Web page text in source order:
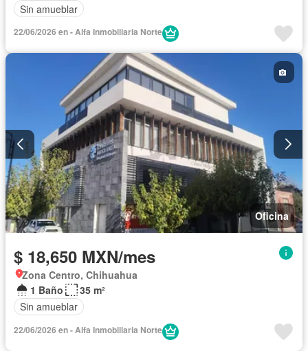
Sin amueblar
22/06/2026 en - Alfa Inmobiliaria Norte
Oficina
$ 18,650 MXN/mes
Zona Centro, Chihuahua
1 Baño
35 m²
Sin amueblar
22/06/2026 en - Alfa Inmobiliaria Norte